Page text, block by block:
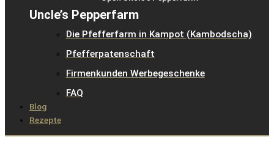
Uncle’s Pepperfarm
Die Pfefferfarm in Kampot (Kambodscha)
Pfefferpatenschaft
Firmenkunden Werbegeschenke
FAQ
Blog
Rezepte